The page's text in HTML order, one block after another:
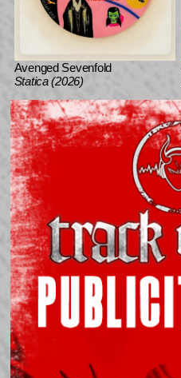
Avenged Sevenfold
Statica (2026)